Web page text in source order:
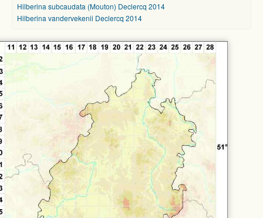
Hilberina subcaudata (Mouton) Declercq 2014
Hilberina vandervekenii Declercq 2014